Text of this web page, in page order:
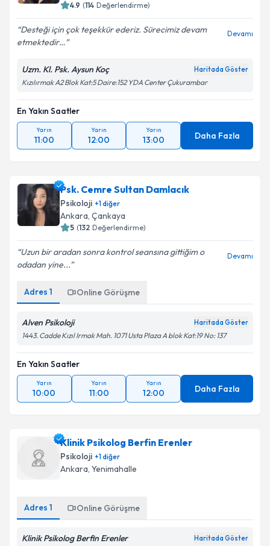
4.9 (114 Değerlendirme)
Desteği için çok teşekkür ederiz. Sürecimiz devam
etmektedir…
Devamı
Uzm. Kl. Psk. Aysun Koç Haritada Göster
Kızılırmak A2 Blok Kat:5 Daire:152 YDA Center Çukurambar
En Yakın Saatler
Yarın
11:00
Yarın
12:00
Yarın
13:00 Daha Fazla
Psk. Cemre Sultan Damlacık
Psikoloji +1diğer
Ankara, Çankaya
5 (132 Değerlendirme)
Uzun bir aradan sonra kontrol seansına gittiğim o
odadan yine...
Devamı
Adres 1 Online Görüşme
Alven Psikoloji Haritada Göster
1443. Cadde Kızıl Irmak Mah. 1071 Usta Plaza A blok Kat:19 No: 137
En Yakın Saatler
Yarın
10:00
Yarın
11:00
Yarın
12:00 Daha Fazla
Klinik Psikolog Berfin Erenler
Psikoloji +1diğer
Ankara, Yenimahalle
Adres 1 Online Görüşme
Klinik Psikolog Berfin Erenler Haritada Göster